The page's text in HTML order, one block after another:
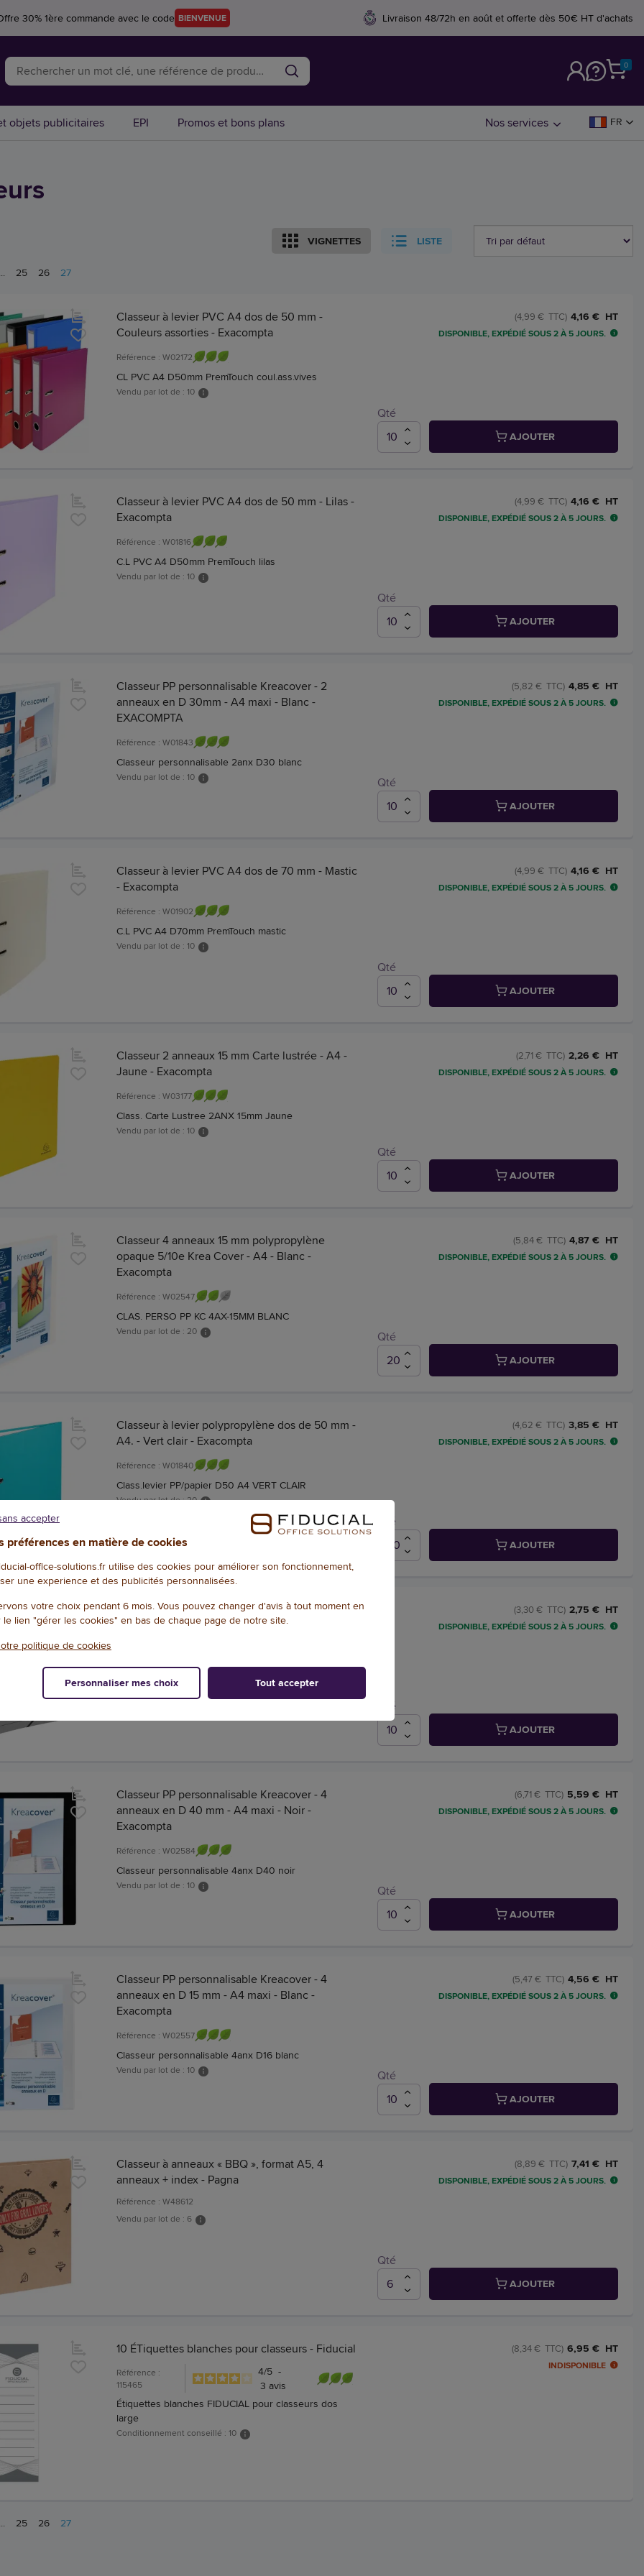
30% 1ère commande avec le code BIENVENUE Livraison 48/72h en août et offerte dès 50€ HT d'achats
0
objets publicitaires EPI Promos et bons plans Nos services FR
VIGNETTES LISTE
25 26 27
Classeur à levier PVC A4 dos de 50 mm -
Couleurs assorties - Exacompta
Référence : W02172
CL PVC A4 D50mm PremTouch coul.ass.vives
Vendu par lot de : 10
4,16 € HT
(4,99 € TTC)
DISPONIBLE, EXPÉDIÉ SOUS 2 À 5 JOURS.
Qté
AJOUTER
Classeur à levier PVC A4 dos de 50 mm - Lilas -
Exacompta
Référence : W01816
C.L PVC A4 D50mm PremTouch lilas
Vendu par lot de : 10
4,16 € HT
(4,99 € TTC)
DISPONIBLE, EXPÉDIÉ SOUS 2 À 5 JOURS.
Qté
AJOUTER
Classeur PP personnalisable Kreacover - 2
anneaux en D 30mm - A4 maxi - Blanc -
EXACOMPTA
Référence : W01843
Classeur personnalisable 2anx D30 blanc
Vendu par lot de : 10
4,85 € HT
(5,82 € TTC)
DISPONIBLE, EXPÉDIÉ SOUS 2 À 5 JOURS.
Qté
AJOUTER
Classeur à levier PVC A4 dos de 70 mm - Mastic
- Exacompta
Référence : W01902
C.L PVC A4 D70mm PremTouch mastic
Vendu par lot de : 10
4,16 € HT
(4,99 € TTC)
DISPONIBLE, EXPÉDIÉ SOUS 2 À 5 JOURS.
Qté
AJOUTER
Classeur 2 anneaux 15 mm Carte lustrée - A4 -
Jaune - Exacompta
Référence : W03177
Class. Carte Lustree 2ANX 15mm Jaune
Vendu par lot de : 10
2,26 € HT
(2,71 € TTC)
DISPONIBLE, EXPÉDIÉ SOUS 2 À 5 JOURS.
Qté
AJOUTER
Classeur 4 anneaux 15 mm polypropylène
opaque 5/10e Krea Cover - A4 - Blanc -
Exacompta
Référence : W02547
CLAS. PERSO PP KC 4AX-15MM BLANC
Vendu par lot de : 20
4,87 € HT
(5,84 € TTC)
DISPONIBLE, EXPÉDIÉ SOUS 2 À 5 JOURS.
Qté
AJOUTER
Classeur à levier polypropylène dos de 50 mm -
A4. - Vert clair - Exacompta
Référence : W01840
Class.levier PP/papier D50 A4 VERT CLAIR
Vendu par lot de : 20
3,85 € HT
(4,62 € TTC)
DISPONIBLE, EXPÉDIÉ SOUS 2 À 5 JOURS.
Qté
AJOUTER
Classeur à élastique 2 anneaux 15 mm A4 en
carte lustrée 355 g/m² - Gris - Exacompta
Clas. Elast A4 2anx 15mm CL 355g gris
Vendu par lot de : 10
2,75 € HT
(3,30 € TTC)
DISPONIBLE, EXPÉDIÉ SOUS 2 À 5 JOURS.
Qté
AJOUTER
Classeur PP personnalisable Kreacover - 4
anneaux en D 40 mm - A4 maxi - Noir -
Exacompta
Référence : W02584
Classeur personnalisable 4anx D40 noir
Vendu par lot de : 10
5,59 € HT
(6,71 € TTC)
DISPONIBLE, EXPÉDIÉ SOUS 2 À 5 JOURS.
Qté
AJOUTER
Classeur PP personnalisable Kreacover - 4
anneaux en D 15 mm - A4 maxi - Blanc -
Exacompta
Référence : W02557
Classeur personnalisable 4anx D16 blanc
Vendu par lot de : 10
4,56 € HT
(5,47 € TTC)
DISPONIBLE, EXPÉDIÉ SOUS 2 À 5 JOURS.
Qté
AJOUTER
Classeur à anneaux « BBQ », format A5, 4
anneaux + index - Pagna
Référence : W48612
Vendu par lot de : 6
7,41 € HT
(8,89 € TTC)
DISPONIBLE, EXPÉDIÉ SOUS 2 À 5 JOURS.
Qté
AJOUTER
10 ÉTiquettes blanches pour classeurs - Fiducial
Référence :
115465
4/5 -
3 avis
Étiquettes blanches FIDUCIAL pour classeurs dos
large
Conditionnement conseillé : 10
6,95 € HT
(8,34 € TTC)
INDISPONIBLE
25 26 27
préférences en matière de cookies
office-solutions.fr utilise des cookies pour améliorer son fonctionnement,
une experience et des publicités personnalisées.
votre choix pendant 6 mois. Vous pouvez changer d'avis à tout moment en
le lien "gérer les cookies" en bas de chaque page de notre site.
politique de cookies
accepter
Personnaliser mes choix Tout accepter